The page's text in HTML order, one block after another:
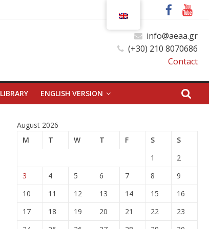
info@aeaa.gr
(+30) 210 8070686
Contact
LIBRARY ENGLISH VERSION
August 2026
M
T W T F S
S
1
2
3
4 5 6 7 8
9
10
11 12 13 14 15
16
17
18 19 20 21 22
23